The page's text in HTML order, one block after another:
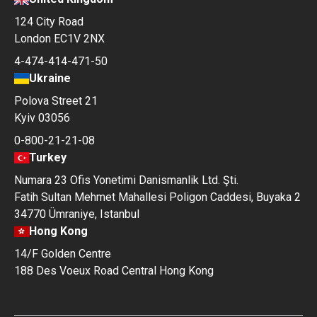
124 City Road
London EC1V 2NX
4-474-414-471-50
Ukraine
Polova Street 21
Kyiv 03056
0-800-21-21-08
Turkey
Numara 23 Ofis Yonetimi Danismanlik Ltd. Şti.
Fatih Sultan Mehmet Mahallesi Poligon Caddesi, Buyaka 2
34770 Ümraniye, Istanbul
Hong Kong
14/F Golden Centre
188 Des Voeux Road Central Hong Kong